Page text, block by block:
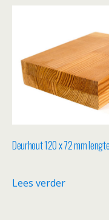
Deurhout 120 x 72 mm
Lees verder